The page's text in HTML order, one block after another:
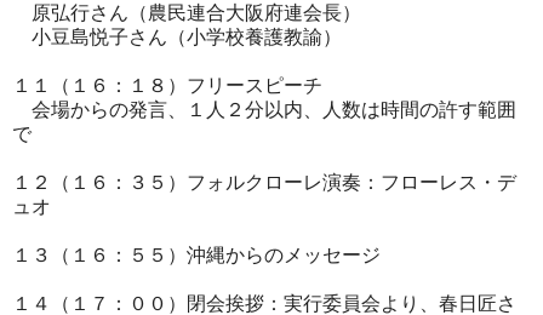
原弘行さん（農民連合大阪府連会長）
小豆島悦子さん（小学校養護教諭）
１１（１６：１８）フリースピーチ
会場からの発言、１人２分以内、人数は時間の許す範囲
で
１２（１６：３５）フォルクローレ演奏：フローレス・デ
ュオ
１３（１６：５５）沖縄からのメッセージ
１４（１７：００）閉会挨拶：実行委員会より、春日匠さ